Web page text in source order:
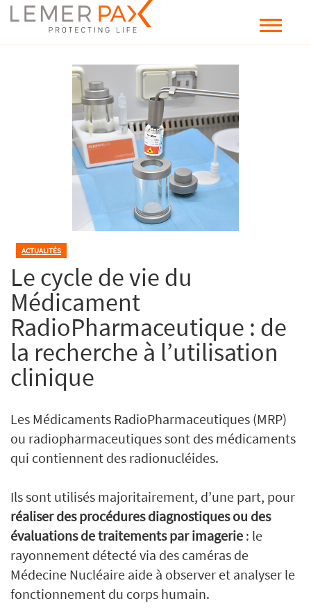
ACTUALITÉS
Le cycle de vie du
Médicament
RadioPharmaceutique : de
la recherche à l’utilisation
clinique
Les Médicaments RadioPharmaceutiques (MRP)
ou radiopharmaceutiques sont des médicaments
qui contiennent des radionucléides.
Ils sont utilisés majoritairement, d’une part, pour
réaliser des procédures diagnostiques ou des
évaluations de traitements par imagerie : le
rayonnement détecté via des caméras de
Médecine Nucléaire aide à observer et analyser le
fonctionnement du corps humain.